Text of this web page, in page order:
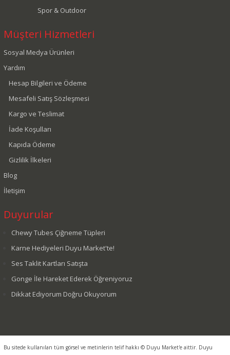
Spor & Outdoor
Müşteri Hizmetleri
Sosyal Medya Ürünleri
Yardım
Hesap Bilgileri ve Ödeme
Mesafeli Satış Sözleşmesi
Kargo ve Teslimat
İade Koşulları
Kapıda Ödeme
Gizlilik İlkeleri
Blog
İletişim
Duyurular
Chewy Tubes Çiğneme Tüpleri
Karne Hediyeleri Duyu Market'te!
Ses Taklit Kartları Satışta
Gonge İle Hareket Ederek Öğreniyoruz
Dikkat Ediyorum Doğru Okuyorum
Bu sitede kullanılan tüm görsel ve metinlerin telif hakkı © Duyu Market'e aittir. Duyu